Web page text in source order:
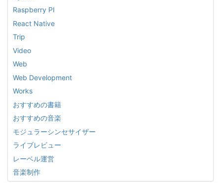
Raspberry PI
React Native
Trip
Video
Web
Web Development
Works
おすすめの書籍
おすすめの音楽
モジュラーシンセサイザー
ライブレビュー
レーベル運営
音楽制作